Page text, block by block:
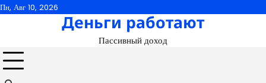
Перейти
Пн, Авг 10, 2026
Деньги работают
Пассивный доход